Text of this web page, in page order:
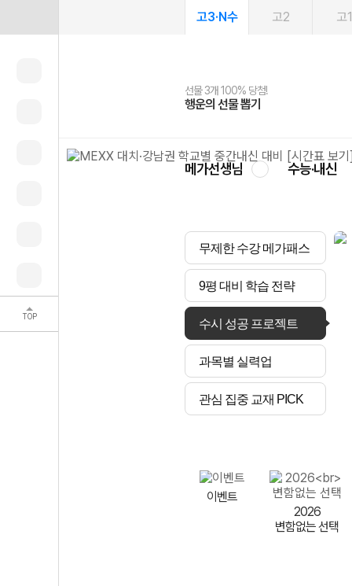
TOP
고3·N수 고2 고1
선물 3개 100% 당첨!
행운의 선물 뽑기
선물 100% 증정!
메가스터디 X 올리브
2027 러셀 단과
강사 공개선발
스마트러닝앱
설문 EVENT
메가패스
3일 무료 체험권
메가패스 수강생 무료혜택!
메가클럽 멤버십
사회공헌 캠페인
희망이룸 메가나눔
메가선생님 수능·내신
무제한 수강 메가패스
9평 대비 학습 전략
수시 성공 프로젝트
과목별 실력업
관심 집중 교재 PICK
이벤트
2026
변함없는 선택